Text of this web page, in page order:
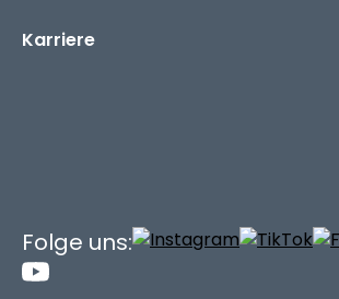
Karriere
Folge uns: